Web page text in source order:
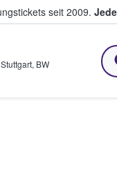
seit 2009.
& verkaufen
Stuttgart, BW